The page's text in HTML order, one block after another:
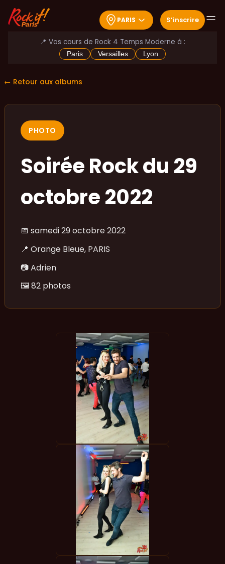
PARIS S’inscrire
📍 Vos cours de Rock 4 Temps Moderne à :
Paris Versailles Lyon
← Retour aux albums
PHOTO
Soirée Rock du 29
octobre 2022
📅 samedi 29 octobre 2022
📍 Orange Bleue, PARIS
📷Adrien
🖼️82 photos